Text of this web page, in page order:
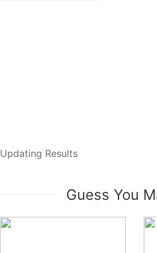
Updating Results
Guess You